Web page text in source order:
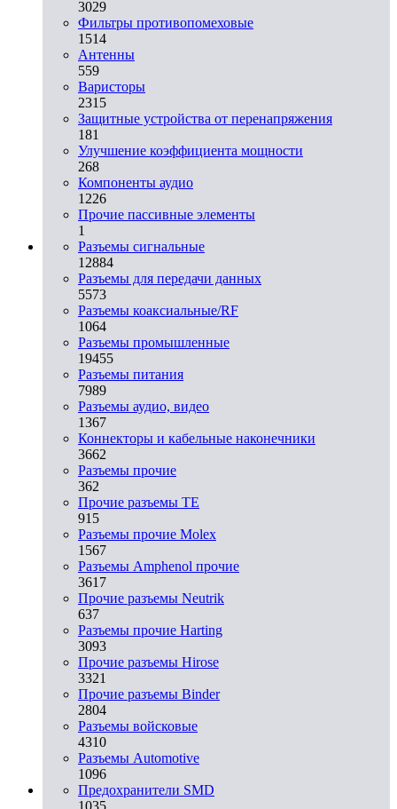
3029
Фильтры противопомеховые
1514
Антенны
559
Варисторы
2315
Защитные устройства от перенапряжения
181
Улучшение коэффициента мощности
268
Компоненты аудио
1226
Прочие пассивные элементы
1
Разъeмы сигнальные
12884
Разъeмы для передачи данных
5573
Разъeмы коаксиальные/RF
1064
Разъeмы промышленные
19455
Разъeмы питания
7989
Разъeмы аудио, видео
1367
Коннекторы и кабельные наконечники
3662
Разъeмы прочие
362
Прочие разъемы TE
915
Разъемы прочие Molex
1567
Разъемы Amphenol прочие
3617
Прочие разъемы Neutrik
637
Разъемы прочие Harting
3093
Прочие разъемы Hirose
3321
Прочие разъемы Binder
2804
Разъемы войсковые
4310
Разъeмы Automotive
1096
Предохранители SMD
1035